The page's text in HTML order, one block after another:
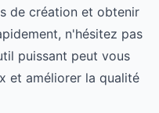
de création et obtenir
n'hésitez pas
puissant peut vous
et améliorer la qualité